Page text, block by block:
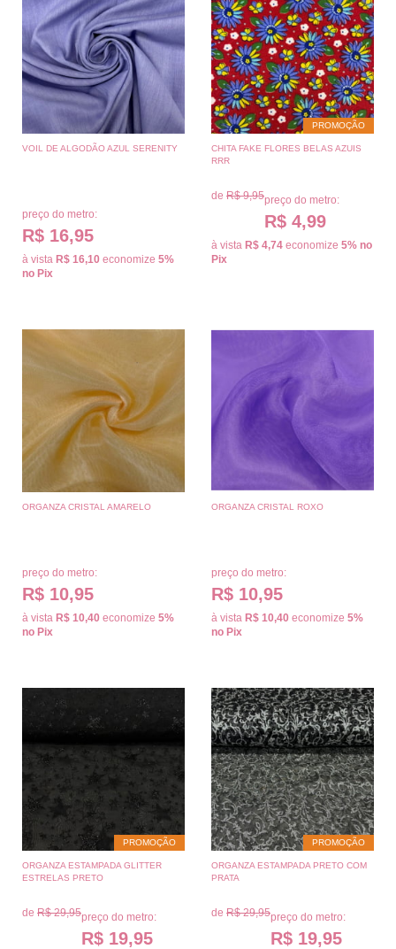
VOIL DE ALGODÃO AZUL SERENITY
preço do metro:
R$ 16,95
à vista R$ 16,10 economize 5%
no Pix
PROMOÇÃO
CHITA FAKE FLORES BELAS AZUIS
RRR
de R$ 9,95preço do metro:
R$ 4,99
à vista R$ 4,74 economize 5% no
Pix
ORGANZA CRISTAL AMARELO
preço do metro:
R$ 10,95
à vista R$ 10,40 economize 5%
no Pix
ORGANZA CRISTAL ROXO
preço do metro:
R$ 10,95
à vista R$ 10,40 economize 5%
no Pix
PROMOÇÃO
ORGANZA ESTAMPADA GLITTER
ESTRELAS PRETO
de R$ 29,95preço do metro:
R$ 19,95
PROMOÇÃO
ORGANZA ESTAMPADA PRETO COM
PRATA
de R$ 29,95preço do metro:
R$ 19,95